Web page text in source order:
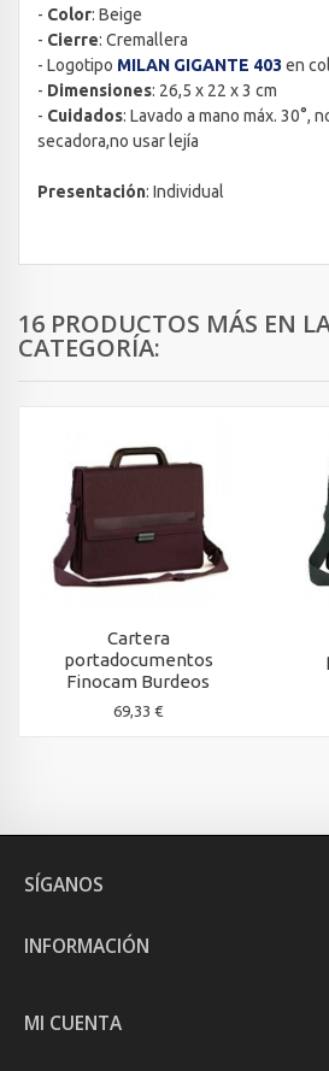
- Color: Beige
- Cierre: Cremallera
- Logotipo MILAN GIGANTE 403 en
- Dimensiones: 26,5 x 22 x 3 cm
- Cuidados: Lavado a mano máx. 30°,
secadora,no usar lejía
Presentación: Individual
16 PRODUCTOS MÁS EN
CATEGORÍA:
Cartera
portadocumentos
Finocam Burdeos
69,33 €
SÍGANOS
INFORMACIÓN
MI CUENTA